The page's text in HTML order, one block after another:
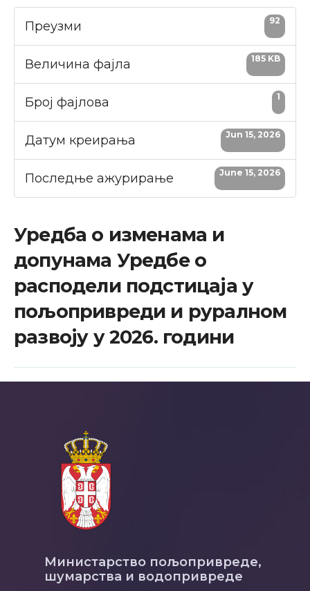
Преузми 92
Величина фајла 185 KB
Број фајлова 1
Датум креирања Jun 15, 2026
Последње ажурирање June 15, 2026
Уредбa о изменама и
допунама Уредбе о
расподели подстицаја у
пољопривреди и руралном
развоју у 2026. години
Министарство пољопривреде,
шумарства и водопривреде